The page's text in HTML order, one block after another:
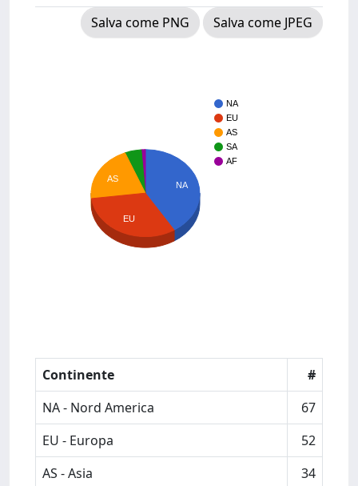
Salva come PNG
Salva come JPEG
NA
EU
AS
SA
AF
NA
AS
EU
Continente
#
NA - Nord America
67
EU - Europa
52
AS - Asia
34